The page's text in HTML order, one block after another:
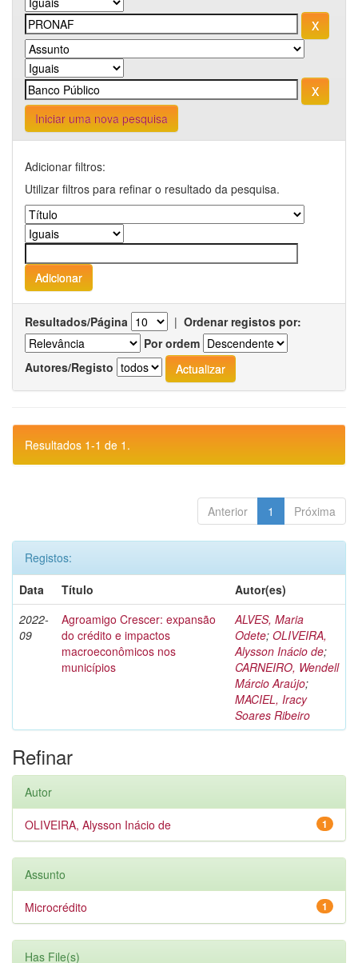
Iniciar uma nova pesquisa
Adicionar filtros:
Utilizar filtros para refinar o resultado da pesquisa.
Resultados/Página | Ordenar registos por:
Por ordem
Autores/Registo
Resultados 1-1 de 1.
Anterior 1 Próxima
Registos:
Data
Título
Autor(es)
2022-
09
Agroamigo Crescer: expansão
do crédito e impactos
macroeconômicos nos
municípios
ALVES, Maria
Odete; OLIVEIRA,
Alysson Inácio de;
CARNEIRO, Wendell
Márcio Araújo;
MACIEL, Iracy
Soares Ribeiro
Refinar
Autor
1
OLIVEIRA, Alysson Inácio de
Assunto
1
Microcrédito
Has File(s)